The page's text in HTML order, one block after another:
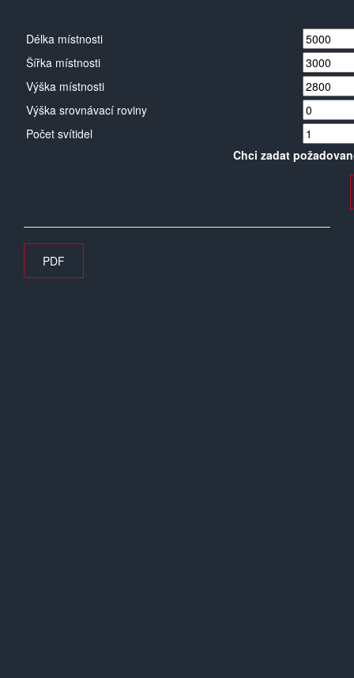
Délka místnosti
Šířka místnosti
Výška místnosti
Výška srovnávací roviny
Počet svítidel
Chci zadat